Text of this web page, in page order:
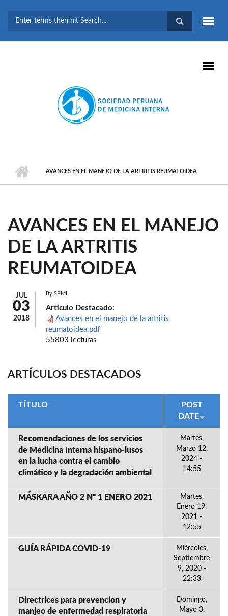
BÚSQUEDA
AVANCES EN EL MANEJO DE LA ARTRITIS REUMATOIDEA
AVANCES EN EL MANEJO
DE LA ARTRITIS
REUMATOIDEA
JUL
03
2018
By SPMI
Artículo Destacado:
Avances en el manejo de la artritis
reumatoidea.pdf
55803 lecturas
ARTÍCULOS DESTACADOS
TÍTULO
POST
DATE
Recomendaciones de los servicios
de Medicina Interna hispano-lusos
en la lucha contra el cambio
climático y la degradación ambiental
Martes,
Marzo 12,
2024 -
14:55
MÁSKARA AÑO 2 Nº 1 ENERO 2021
Martes,
Enero 19,
2021 -
12:55
GUÍA RÁPIDA COVID-19
Miércoles,
Septiembre
9, 2020 -
22:33
Directrices para prevencion y
manjeo de enfermedad respiratoria
Domingo,
Mayo 3,